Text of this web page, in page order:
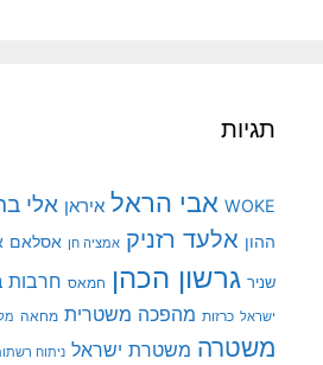
תגיות
WOKE אבי הראל איראן אלי
ההון אלעד רזניק אמציה חן אסלאם
שניר גרשון הכהן חמאס חרבות
ישראל כרזות מהפכה משטרית מחאה
משטרה משטרת ישראל ניתוח